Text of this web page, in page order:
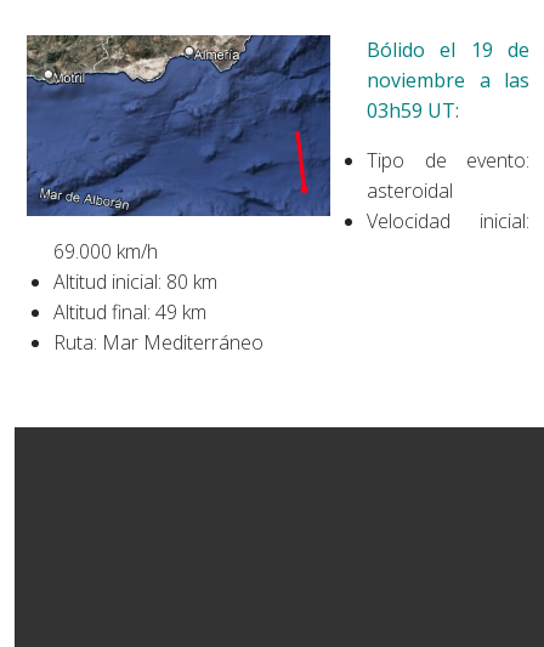
Bólido el 19 de
noviembre a las
03h59 UT:
Tipo de evento:
asteroidal
Velocidad inicial:
69.000 km/h
Altitud inicial: 80 km
Altitud final: 49 km
Ruta: Mar Mediterráneo